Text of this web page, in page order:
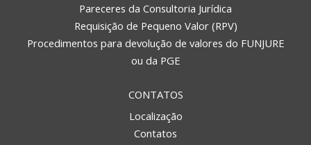
Pareceres da Consultoria Jurídica
Requisição de Pequeno Valor (RPV)
Procedimentos para devolução de valores do FUNJURE
ou da PGE
CONTATOS
Localização
Contatos